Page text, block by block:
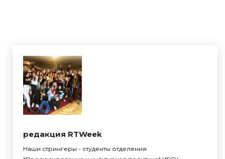
редакция RTWeek
Наши стрингеры - студенты отделения